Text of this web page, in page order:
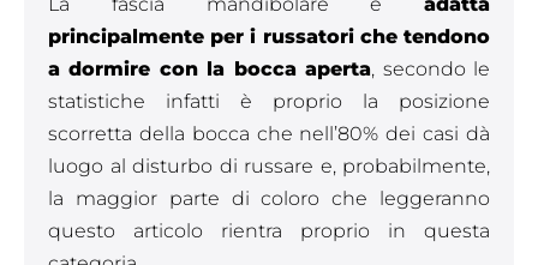
principalmente per i russatori che tendono
a dormire con la bocca aperta, secondo le
statistiche infatti è proprio la posizione
scorretta della bocca che nell’80% dei casi dà
luogo al disturbo di russare e, probabilmente,
la maggior parte di coloro che leggeranno
questo articolo rientra proprio in questa